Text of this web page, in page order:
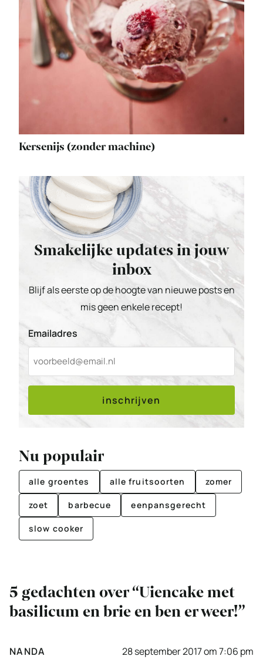
Kersenijs (zonder machine)
Smakelijke updates in jouw
inbox
Blijf als eerste op de hoogte van nieuwe posts en
mis geen enkele recept!
Emailadres
inschrijven
Nu populair
alle groentes alle fruitsoorten zomer
zoet barbecue eenpansgerecht
slow cooker
5 gedachten over “Uiencake met
basilicum en brie en ben er weer!”
NANDA
28 september 2017 om 7:06 pm